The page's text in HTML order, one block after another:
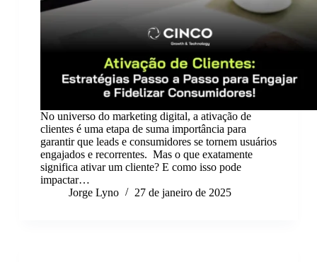
No universo do marketing digital, a ativação de
clientes é uma etapa de suma importância para
garantir que leads e consumidores se tornem usuários
engajados e recorrentes. Mas o que exatamente
significa ativar um cliente? E como isso pode
impactar…
Jorge Lyno
27 de janeiro de 2025